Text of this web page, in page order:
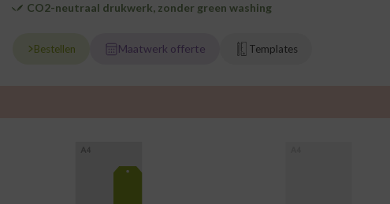
CO2-neutraal drukwerk, zonder green washing
Bestellen Maatwerk offerte Templates